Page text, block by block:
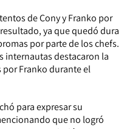
de Cony y Franko por
ya que quedó dura
por parte de los chefs.
internautas destacaron la
Franko durante el
para expresar su
que no logró